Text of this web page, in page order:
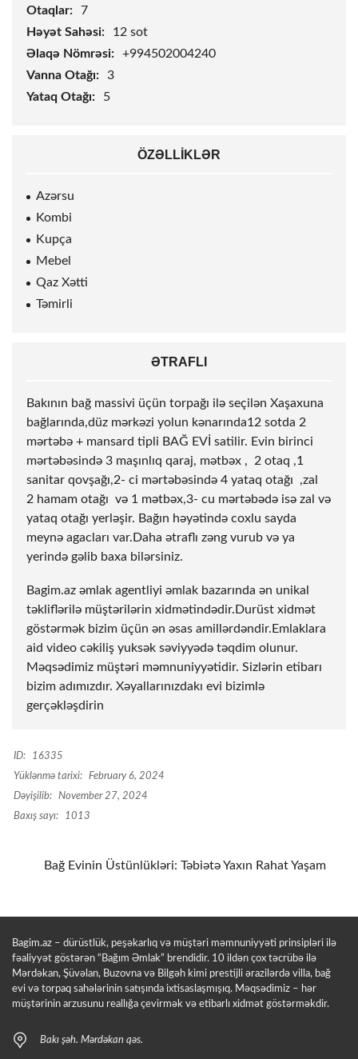
Otaqlar:
7
Həyət Sahəsi:
12 sot
Əlaqə Nömrəsi:
+994502004240
Vanna Otağı:
3
Yataq Otağı:
5
ÖZƏLLIKLƏR
Azərsu
Kombi
Kupça
Mebel
Qaz Xətti
Təmirli
ƏTRAFLI
Bakının bağ massivi üçün torpağı ilə seçilən Xaşaxuna
bağlarında,düz mərkəzi yolun kənarında12 sotda 2
mərtəbə + mansard tipli BAĞ EVİ satilir. Evin birinci
mərtəbəsində 3 maşınlıq qaraj, mətbəx , 2 otaq ,1
sanitar qovşağı,2- ci mərtəbəsində 4 yataq otağı ,zal
2 hamam otağı və 1 mətbəx,3- cu mərtəbədə isə zal və
yataq otağı yerləşir. Bağın həyətində coxlu sayda
meynə agacları var.Daha ətraflı zəng vurub və ya
yerində gəlib baxa bilərsiniz.
Bagim.az əmlak agentliyi əmlak bazarında ən unikal
təkliflərilə müştərilərin xidmətindədir.Durüst xidmət
göstərmək bizim üçün ən əsas amillərdəndir.Emlaklara
aid video cəkiliş yuksək səviyyədə təqdim olunur.
Məqsədimiz müştəri məmnuniyyətidir. Sizlərin etibarı
bizim adımızdır. Xəyallarınızdakı evi bizimlə
gerçəkləşdirin
ID:
16335
Yüklənmə tarixi:
February 6, 2024
Dəyişilib:
November 27, 2024
Baxış sayı:
1013
Bağ Evinin Üstünlükləri: Təbiətə Yaxın Rahat Yaşam
Bagim.az – dürüstlük, peşəkarlıq və müştəri məmnuniyyəti prinsipləri ilə
fəaliyyət göstərən “Bağım Əmlak” brendidir. 10 ildən çox təcrübə ilə
Mərdəkan, Şüvəlan, Buzovna və Bilgəh kimi prestijli ərazilərdə villa, bağ
evi və torpaq sahələrinin satışında ixtisaslaşmışıq. Məqsədimiz – hər
müştərinin arzusunu reallığa çevirmək və etibarlı xidmət göstərməkdir.
Bakı şəh. Mərdəkan qəs.